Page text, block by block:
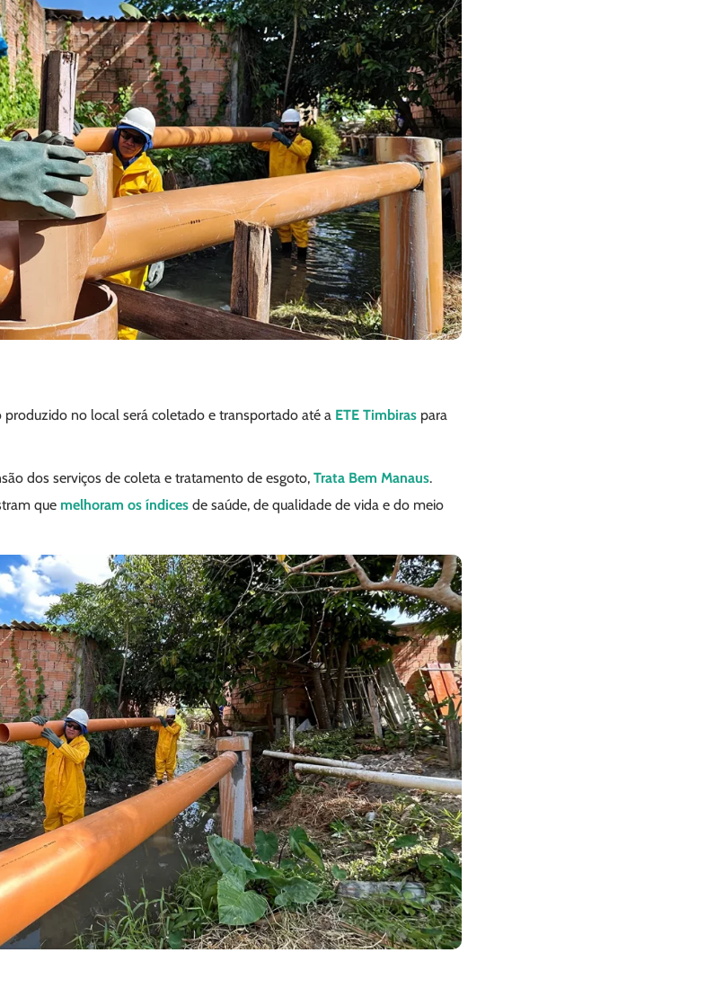
no local será coletado e transportado até a ETE Timbiras para
dos serviços de coleta e tratamento de esgoto, Trata Bem Manaus.
que melhoram os índices de saúde, de qualidade de vida e do meio